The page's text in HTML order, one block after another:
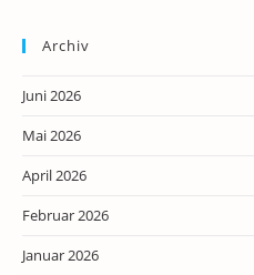
Archiv
Juni 2026
Mai 2026
April 2026
Februar 2026
Januar 2026